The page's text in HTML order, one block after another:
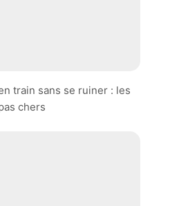
train sans se ruiner : les
chers